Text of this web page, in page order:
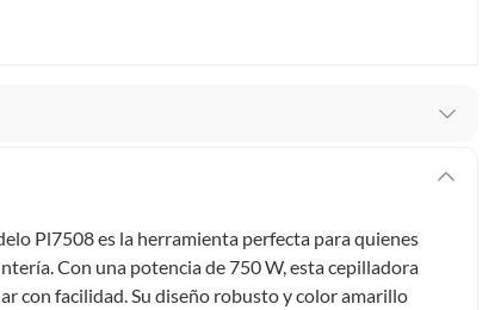
intactos y sin uso, tal como te lo entregamos. Ten
deteriorarse o caducar con rapidez.
Pl7508 es la herramienta perfecta para quienes
Con una potencia de 750 W, esta cepilladora
con facilidad. Su diseño robusto y color amarillo